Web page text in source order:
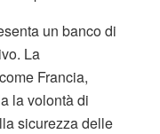
un banco di
La
Francia,
la volontà di
sicurezza delle